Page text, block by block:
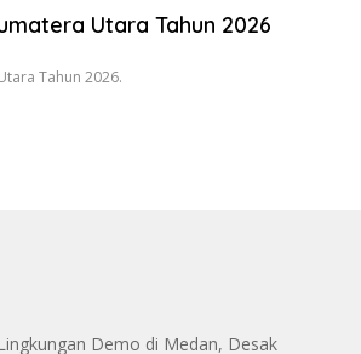
Utara Tahun 2026
Tahun 2026.